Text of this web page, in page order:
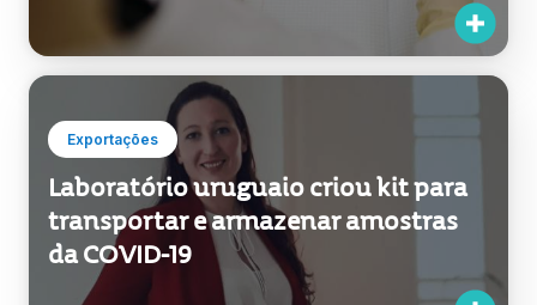
Exportações
Laboratório uruguaio criou kit para
transportar e armazenar amostras
da COVID-19